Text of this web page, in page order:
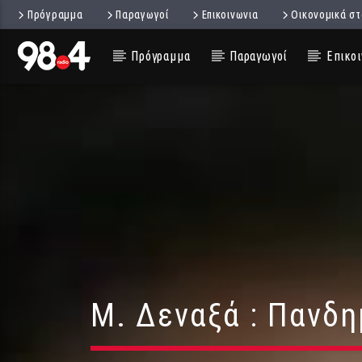
Πρόγραμμα Παραγωγοί Επικοινωνια Οικονομικά
Πρόγραμμα Παραγωγοί
Μ. Δεναξά :